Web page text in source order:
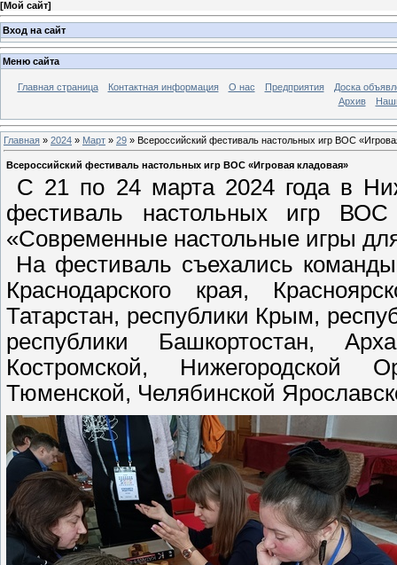
[Мой сайт]
Вход на сайт
Меню сайта
Главная страница Контактная информация О нас Предприятия
Доска
Архив
Главная » 2024 » Март » 29 » Всероссийский фестиваль настольных игр ВОС
Всероссийский фестиваль настольных игр ВОС «Игровая кладовая»
С 21 по 24 марта 2024 года в
фестиваль настольных игр
«Современные настольные игры
На фестиваль съехались
Краснодарского края,
Татарстан, республики Крым,
республики Башкортостан,
Костромской, Нижегородской
Тюменской, Челябинской